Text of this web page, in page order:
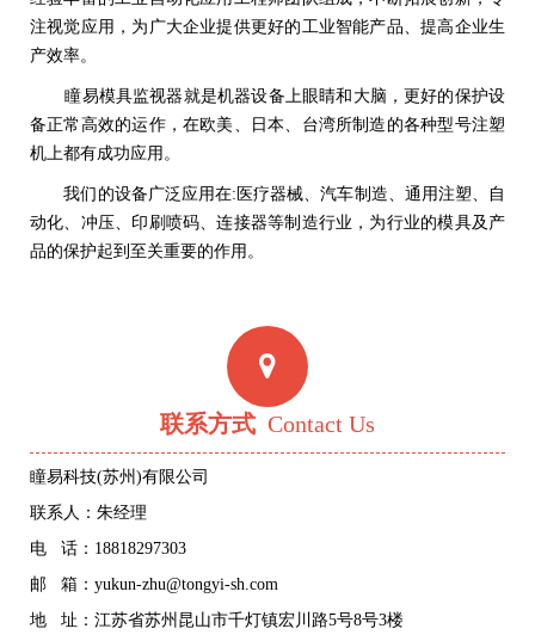
注视觉应用，为广大企业提供更好的工业智能产品、提高企业生
产效率。
瞳易模具监视器就是机器设备上眼睛和大脑，更好的保护设
备正常高效的运作，在欧美、日本、台湾所制造的各种型号注塑
机上都有成功应用。
我们的设备广泛应用在:医疗器械、汽车制造、通用注塑、自
动化、冲压、印刷喷码、连接器等制造行业，为行业的模具及产
品的保护起到至关重要的作用。
联系方式 Contact Us
瞳易科技(苏州)有限公司
联系人：朱经理
电 话：18818297303
邮 箱：yukun-zhu@tongyi-sh.com
地 址：江苏省苏州昆山市千灯镇宏川路5号8号3楼